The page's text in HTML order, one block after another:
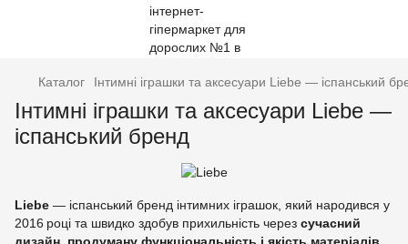
Каталог Інтимні іграшки та аксесуари Liebe — іспанський
Інтимні іграшки та аксесуари Liebe —
іспанський бренд
Liebe — іспанський бренд інтимних іграшок, який народився у
2016 році та швидко здобув прихильність через сучасний